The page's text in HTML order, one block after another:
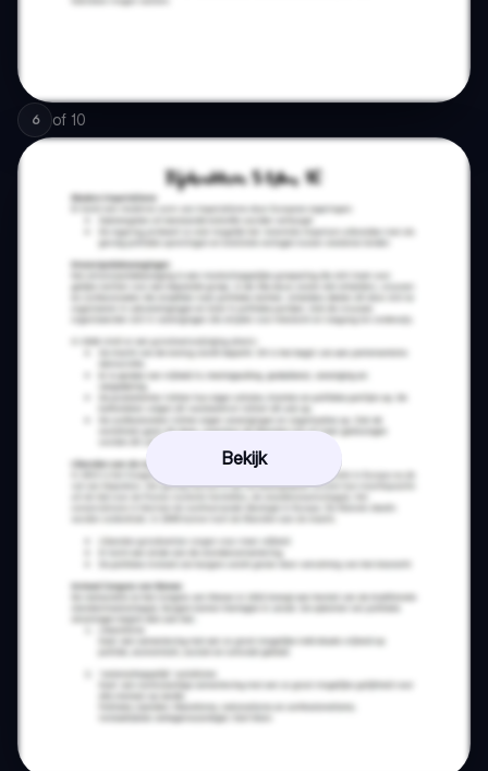
6 of 10
Bekijk